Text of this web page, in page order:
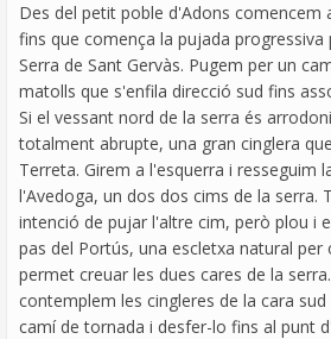
Des del petit poble d'Adons comencem
fins que comença la pujada progressiva
Serra de Sant Gervàs. Pugem per un
matolls que s'enfila direcció sud fins
Si el vessant nord de la serra és
totalment abrupte, una gran cinglera
Terreta. Girem a l'esquerra i resseguim
l'Avedoga, un dos dos cims de la serra.
intenció de pujar l'altre cim, però plou i
pas del Portús, una escletxa natural per
permet creuar les dues cares de la
contemplem les cingleres de la cara
camí de tornada i desfer-lo fins al punt